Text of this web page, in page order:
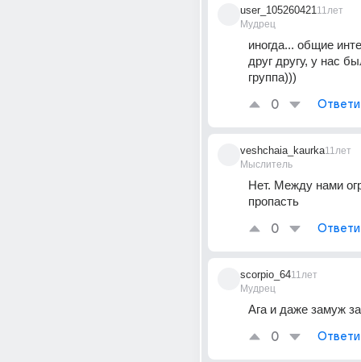
user_105260421
Мудрец
11лет
иногда... общие
друг другу, у нас
группа)))
0
veshchaia_kaurka
Мыслитель
11лет
Нет. Между нами
пропасть
0
scorpio_64
Мудрец
11лет
Ага и даже замуж
0